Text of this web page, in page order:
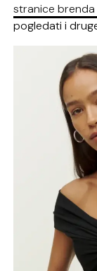
stranice
pogledati i